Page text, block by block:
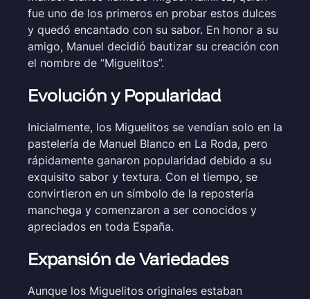
fue uno de los primeros en probar estos dulces
y quedó encantado con su sabor. En honor a su
amigo, Manuel decidió bautizar su creación con
el nombre de “Miguelitos”.
Evolución y Popularidad
Inicialmente, los Miguelitos se vendían solo en la
pastelería de Manuel Blanco en La Roda, pero
rápidamente ganaron popularidad debido a su
exquisito sabor y textura. Con el tiempo, se
convirtieron en un símbolo de la repostería
manchega y comenzaron a ser conocidos y
apreciados en toda España.
Expansión de Variedades
Aunque los Miguelitos originales estaban